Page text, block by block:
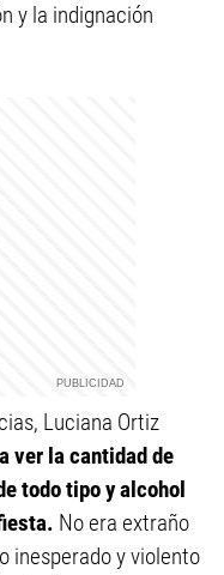
y la indignación
Luciana Ortiz
ver la cantidad de
todo tipo y alcohol
No era extraño
inesperado y violento